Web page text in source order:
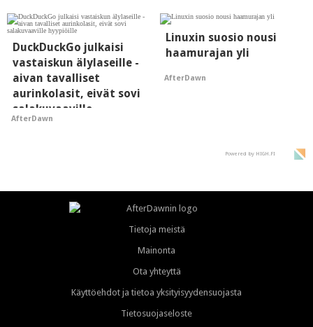
DuckDuckGo julkaisi
vastaiskun älylaseille -
aivan tavalliset
aurinkolasit, eivät sovi
salakuvaaville
hyypiöille
AfterDawn
Linuxin suosio nousi
haamurajan yli
AfterDawn
Powered by HIGH.FI
Tietoja meistä
Mainonta
Ota yhteyttä
Käyttöehdot ja tietoa yksityisyydensuojasta
Tietosuojaseloste